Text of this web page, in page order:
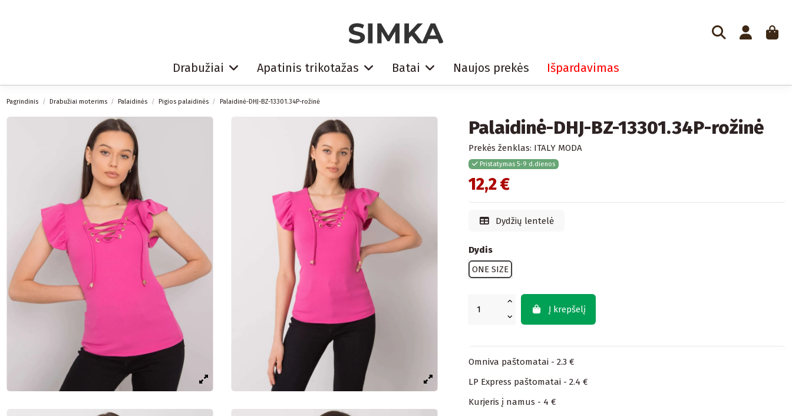
Drabužiai Apatinis trikotažas Batai Naujos prekės Išpardavimas
Pagrindinis Drabužiai moterims Palaidinės Pigios palaidinės Palaidinė-DHJ-BZ-13301.34P-rožinė
Palaidinė-DHJ-BZ-13301.34P-rožinė
Prekės ženklas: ITALY MODA
Pristatymas 5-9 d.dienos
12,2 €
Dydžių lentelė
Dydis
ONE SIZE
Į krepšelį
Omniva paštomatai - 2.3 €
LP Express paštomatai - 2.4 €
Kurjeris į namus - 4 €